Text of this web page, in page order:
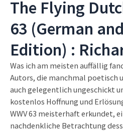
The Flying
63 (German
Edition) :
Was ich am meisten auffällig
Autors, die manchmal poetisch
auch gelegentlich ungeschickt
kostenlos Hoffnung und
WWV 63 meisterhaft erkundet,
nachdenkliche Betrachtung